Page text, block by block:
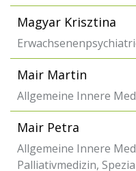
Magyar Krisztina
Mair Martin
Allgemeine Innere
Mair Petra
Allgemeine Innere
Palliativmedizin,